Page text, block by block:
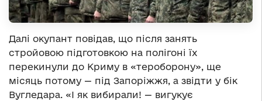
Далі окупант повідав, що після занять
стройовою підготовкою на полігоні їх
перекинули до Криму в «тероборону», ще
місяць потому — під Запоріжжя, а звідти у бік
Вугледара. «І як вибирали! — вигукує